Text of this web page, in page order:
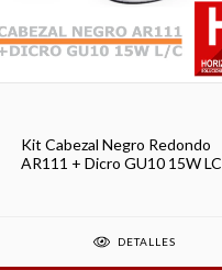
Kit Cabezal Negro Redondo
AR111 + Dicro GU10 15W LC
DETALLES